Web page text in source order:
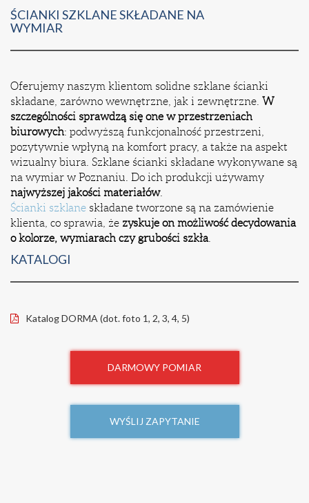
ŚCIANKI SZKLANE SKŁADANE NA
WYMIAR
Oferujemy naszym klientom solidne szklane ścianki
składane, zarówno wewnętrzne, jak i zewnętrzne. W
szczególności sprawdzą się one w przestrzeniach
biurowych: podwyższą funkcjonalność przestrzeni,
pozytywnie wpłyną na komfort pracy, a także na aspekt
wizualny biura. Szklane ścianki składane wykonywane są
na wymiar w Poznaniu. Do ich produkcji używamy
najwyższej jakości materiałów.
Ścianki szklane składane tworzone są na zamówienie
klienta, co sprawia, że zyskuje on możliwość decydowania
o kolorze, wymiarach czy grubości szkła
KATALOGI
Katalog DORMA (dot. foto 1, 2, 3, 4, 5)
DARMOWY POMIAR
WYŚLIJ ZAPYTANIE